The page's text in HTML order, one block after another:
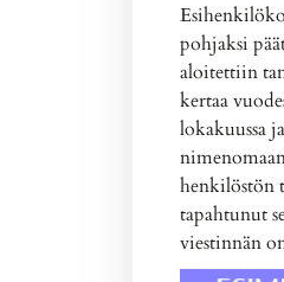
pohjaksi
aloitettiin
kertaa
lokakuussa
henkilöstön
tapahtunut
viestinnän